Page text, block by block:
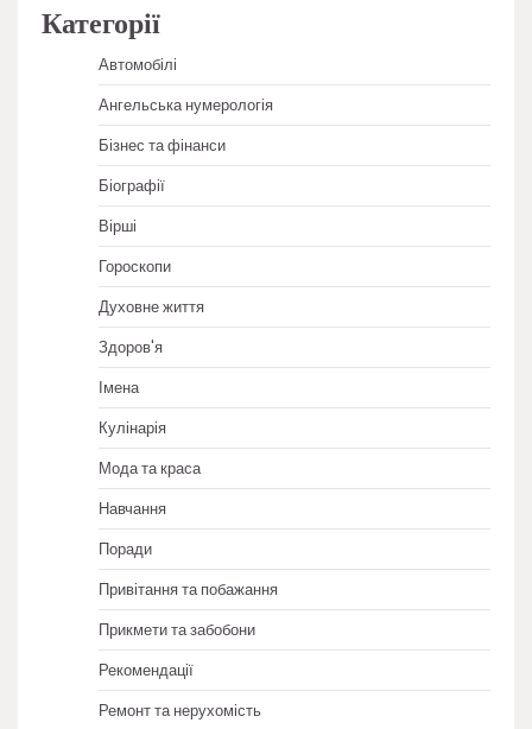
Категорії
Автомобілі
Ангельська нумерологія
Бізнес та фінанси
Біографії
Вірші
Гороскопи
Духовне життя
Здоров'я
Імена
Кулінарія
Мода та краса
Навчання
Поради
Привітання та побажання
Прикмети та забобони
Рекомендації
Ремонт та нерухомість